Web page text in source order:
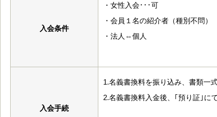
入会条件
・女性入会･･･可
・会員１名の紹介者（種別不問）
・法人⇔個人
入会手続
1.名義書換料を振り込み、書類一
2.名義書換料入金後、｢預り証｣に